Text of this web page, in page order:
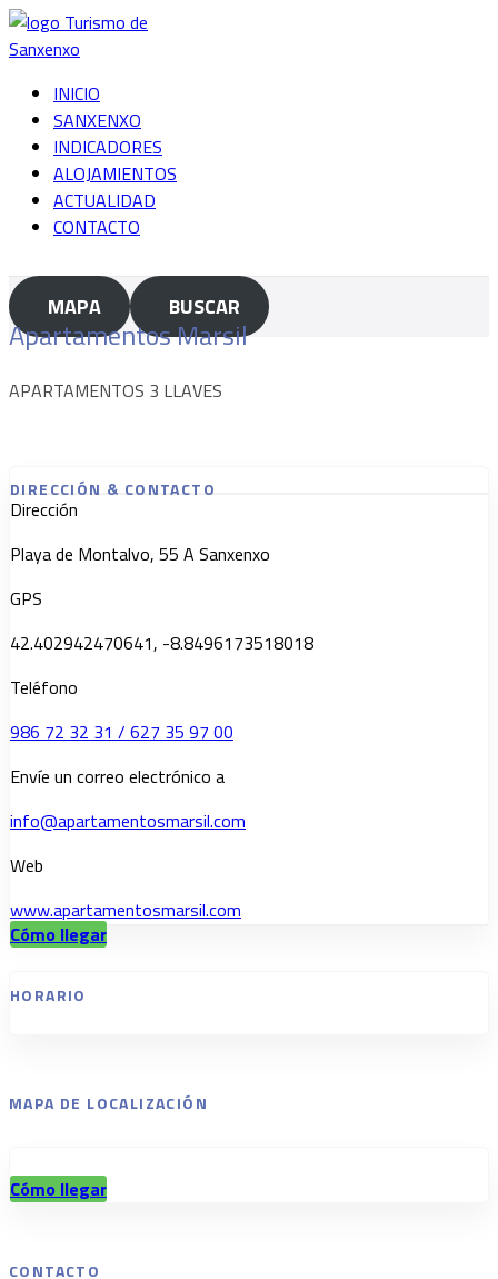
Saltar
al
INICIO
SANXENXO
INDICADORES
ALOJAMIENTOS
ACTUALIDAD
CONTACTO
MAPA BUSCAR
Apartamentos Marsil
APARTAMENTOS 3 LLAVES
DIRECCIÓN & CONTACTO
Dirección
Playa de Montalvo, 55 A Sanxenxo
GPS
42.402942470641, -8.8496173518018
Teléfono
986 72 32 31 / 627 35 97 00
Envíe un correo electrónico a
info@apartamentosmarsil.com
Web
www.apartamentosmarsil.com
Cómo llegar
HORARIO
MAPA DE LOCALIZACIÓN
Cómo llegar
CONTACTO